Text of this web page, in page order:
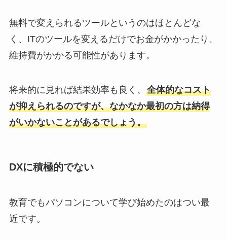
無料で変えられるツールというのはほとんどな
く、ITのツールを変えるだけでお金がかかったり、
維持費がかかる可能性があります。
将来的に見れば結果効率も良く、 全体的なコスト
が抑えられるのですが、なかなか最初の方は納得
がいかないことがあるでしょう。
DXに積極的でない
教育でもパソコンについて学び始めたのはつい最
近です。